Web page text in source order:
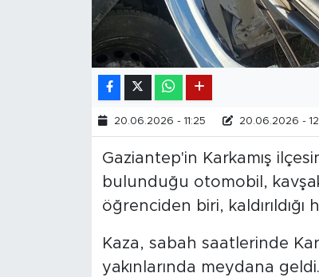
20.06.2026 - 11:25 20.06.2026 -
Gaziantep'in Karkamış
bulunduğu otomobil,
öğrenciden biri,
Kaza, sabah saatlerinde
yakınlarında meydana